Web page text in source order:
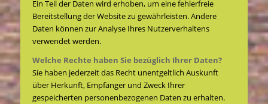
Ein Teil der Daten wird erhoben, um eine fehlerfreie
Bereitstellung der Website zu gewährleisten. Andere
Daten können zur Analyse Ihres Nutzerverhaltens
verwendet werden.
Welche Rechte haben Sie bezüglich Ihrer Daten?
Sie haben jederzeit das Recht unentgeltlich Auskunft
über Herkunft, Empfänger und Zweck Ihrer
gespeicherten personenbezogenen Daten zu erhalten.